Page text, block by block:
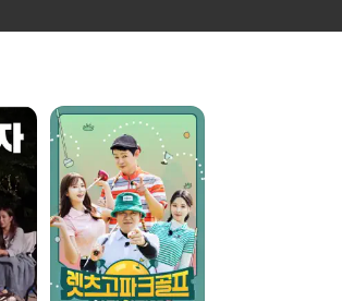
렛츠고
파크골프
환장의
짝꿍